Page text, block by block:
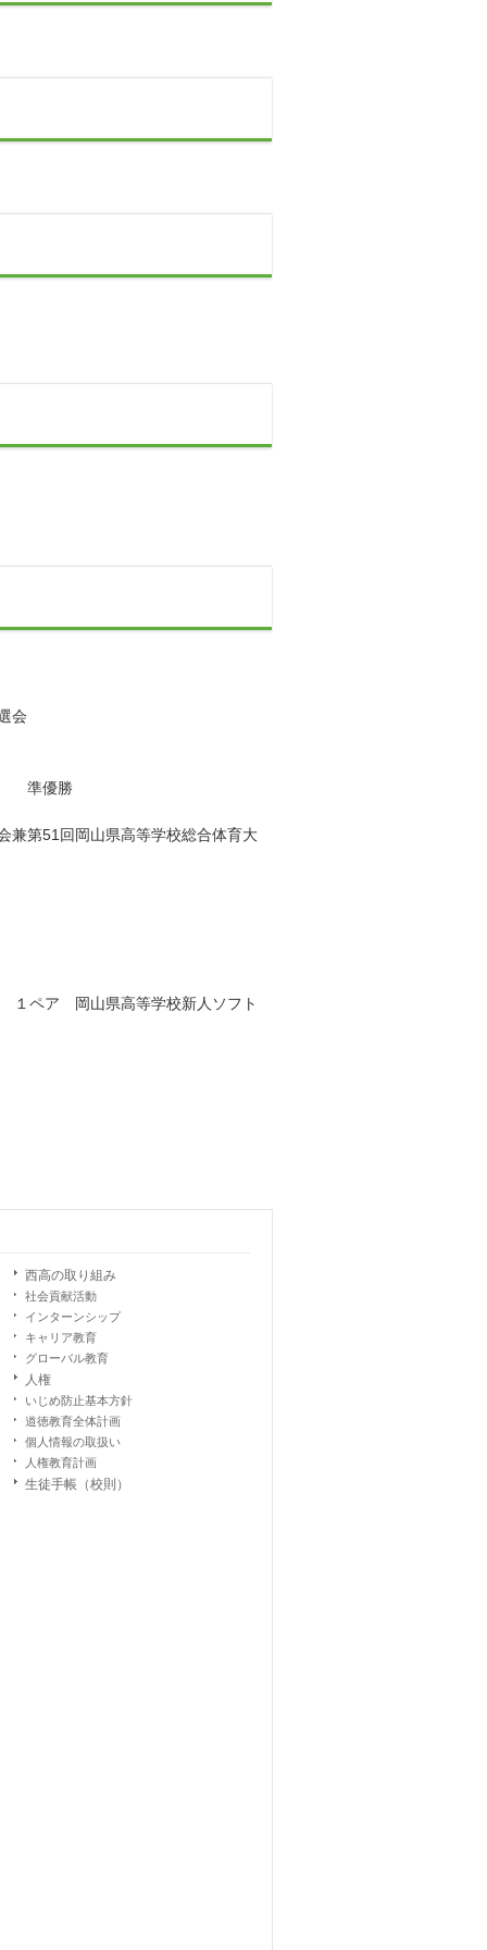
会
準優勝
兼第51回岡山県高等学校総合体育大
ペア 岡山県高等学校新人ソフト
西高の取り組み
社会貢献活動
インターンシップ
キャリア教育
グローバル教育
人権
いじめ防止基本方針
道徳教育全体計画
個人情報の取扱い
人権教育計画
生徒手帳（校則）